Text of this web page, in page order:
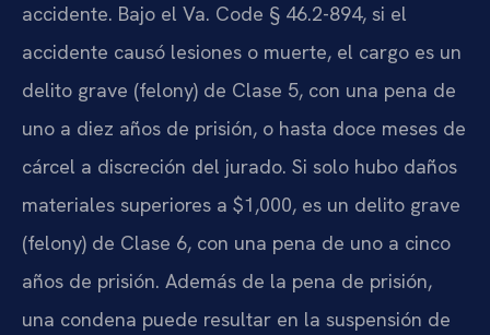
accidente. Bajo el Va. Code § 46.2-894, si el
accidente causó lesiones o muerte, el cargo es un
delito grave (felony) de Clase 5, con una pena de
uno a diez años de prisión, o hasta doce meses de
cárcel a discreción del jurado. Si solo hubo daños
materiales superiores a $1,000, es un delito grave
(felony) de Clase 6, con una pena de uno a cinco
años de prisión. Además de la pena de prisión,
una condena puede resultar en la suspensión de